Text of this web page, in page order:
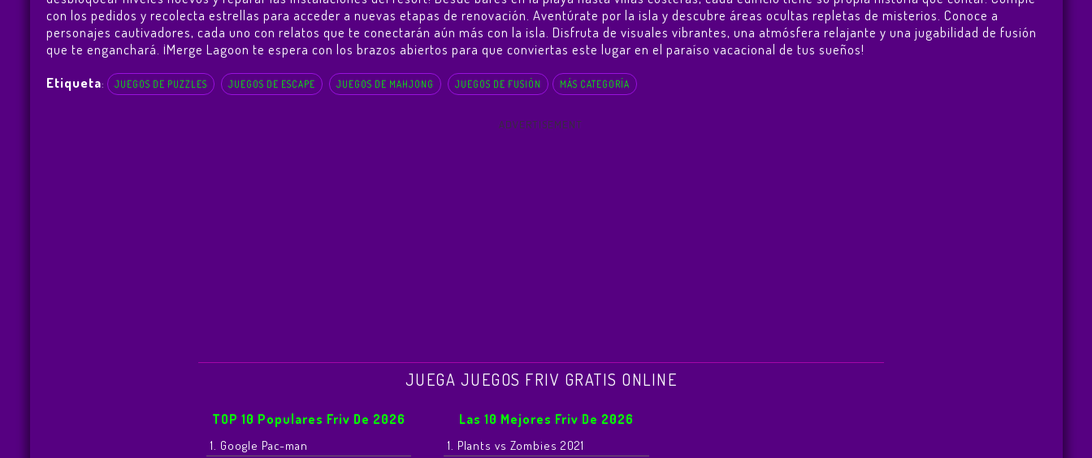
con los pedidos y recolecta estrellas para acceder a nuevas etapas de renovación. Aventúrate por la isla y descubre áreas ocultas repletas de misterios. Conoce a
personajes cautivadores, cada uno con relatos que te conectarán aún más con la isla. Disfruta de visuales vibrantes, una atmósfera relajante y una jugabilidad de fusión
que te enganchará. ¡Merge Lagoon te espera con los brazos abiertos para que conviertas este lugar en el paraíso vacacional de tus sueños!
Etiqueta: JUEGOS DE PUZZLES JUEGOS DE ESCAPE JUEGOS DE MAHJONG JUEGOS DE FUSIÓN MÁS CATEGORÍA
ADVERTISEMENT
JUEGA JUEGOS FRIV GRATIS ONLINE
TOP 10 Populares Friv De 2026
1. Google Pac-man
Las 10 Mejores Friv De 2026
1. Plants vs Zombies 2021